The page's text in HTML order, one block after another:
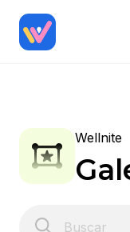
Wellnite